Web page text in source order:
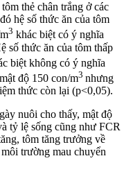
thẻ chân trắng ở các
hệ số thức ăn của tôm
3 khác biệt có ý nghĩa
số thức ăn của tôm thấp
biệt không có ý nghĩa
độ 150 con/m3 nhưng
thức còn lại (p<0,05).
nuôi cho thấy, mật độ
tỷ lệ sống cũng như FCR
tôm tăng trưởng về
trường mau chuyển